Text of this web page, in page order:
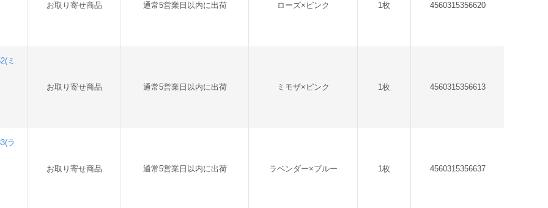
お取り寄せ商品 通常5営業日以内に出荷 ローズ×ピンク 1枚 4560315356620
ミ
お取り寄せ商品 通常5営業日以内に出荷 ミモザ×ピンク 1枚 4560315356613
ラ
お取り寄せ商品 通常5営業日以内に出荷 ラベンダー×ブルー 1枚 4560315356637